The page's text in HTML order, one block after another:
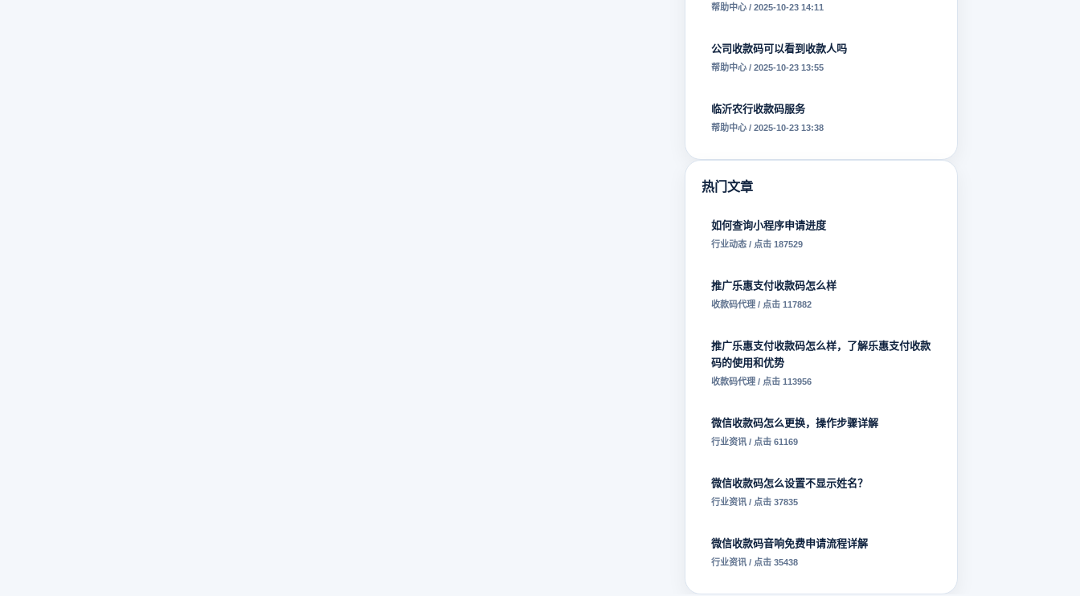
帮助中心 / 2025-10-23 14:11
公司收款码可以看到收款人吗
帮助中心 / 2025-10-23 13:55
临沂农行收款码服务
帮助中心 / 2025-10-23 13:38
热门文章
如何查询小程序申请进度
行业动态 / 点击 187529
推广乐惠支付收款码怎么样
收款码代理 / 点击 117882
推广乐惠支付收款码怎么样，了解乐惠支付收款
码的使用和优势
收款码代理 / 点击 113956
微信收款码怎么更换，操作步骤详解
行业资讯 / 点击 61169
微信收款码怎么设置不显示姓名？
行业资讯 / 点击 37835
微信收款码音响免费申请流程详解
行业资讯 / 点击 35438